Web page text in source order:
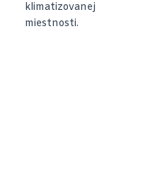
klimatizovanej
miestnosti.